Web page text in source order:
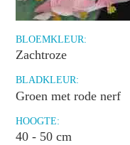
BLOEMKLEUR:
Zachtroze
BLADKLEUR:
Groen met rode nerf
HOOGTE:
40 - 50 cm